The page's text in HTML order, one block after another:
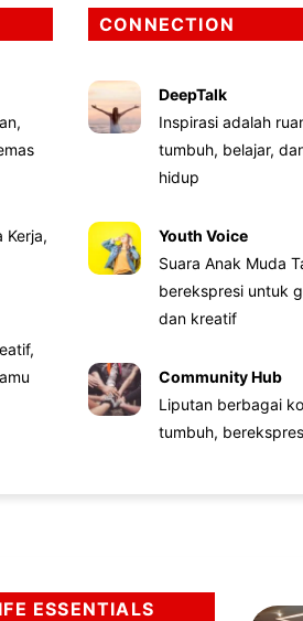
Kerja,
CONNECTION
DeepTalk
Inspirasi adalah
tumbuh, belajar,
hidup
Youth Voice
Suara Anak Muda
berekspresi untuk
dan kreatif
Community Hub
Liputan berbagai
tumbuh,
ESSENTIALS